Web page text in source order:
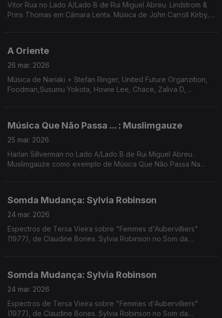
Vitor Rua no Lado A/Lado B de Rui Miguel Abreu. Lindstrom &
Prins Thomas em Câmara Lenta. Música de John Carroll Kirby,
A Oriente
26 mar. 2026
Música de Nariaki + Stefan Ringer, United Future Organzition,
Foodman,Susumu Yokota, Howie Lee, Chace, Zaliva D, ...
Música Que Não Passa ... : Muslimgauze
25 mar. 2026
Harlan Sillverman no Lado A/Lado B de Rui Miguel Abreu.
Muslimgauze como exemplo de Música Que Não Passa Na
Somda Mudança: Sylvia Robinson
24 mar. 2026
Espectros de Tersa Vieira sobre "Femmes d'Aubervilliers"
(1977), de Claudine Bories. Sylvia Robinson no Som da
Somda Mudança: Sylvia Robinson
24 mar. 2026
Espectros de Tersa Vieira sobre "Femmes d'Aubervilliers"
(1977), de Claudine Bories. Sylvia Robinson no Som da